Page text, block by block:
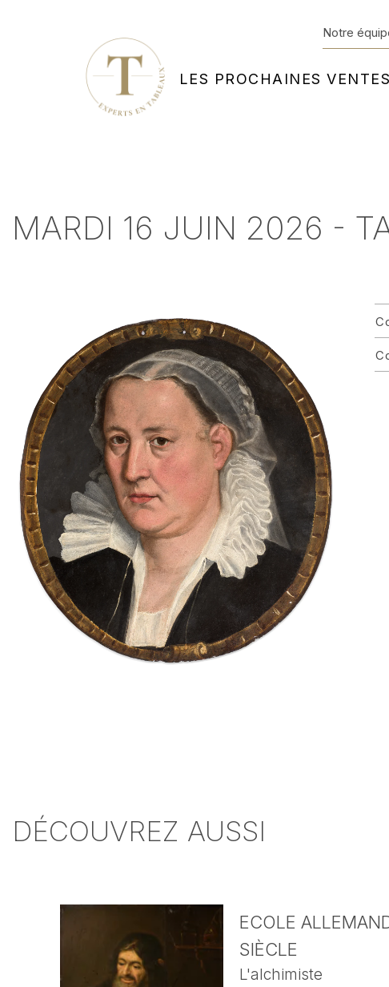
LES PROCHAINES VENTES
Notre
MARDI 16 JUIN 2026 -
DÉCOUVREZ AUSSI
ECOLE
SIÈCLE
L'alchimiste